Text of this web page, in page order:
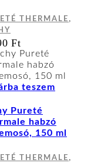
THERMALE ,
Ft
teszem
Pureté
habzó
150 ml
THERMALE ,